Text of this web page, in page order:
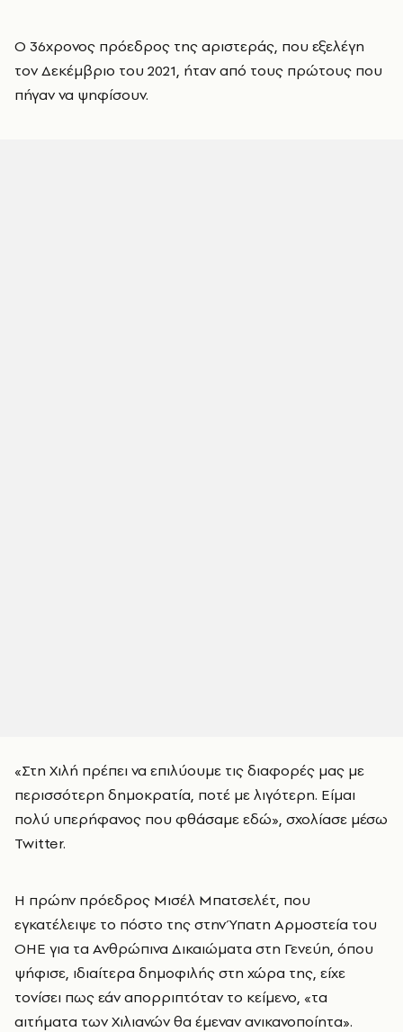
Ο 36χρονος πρόεδρος της αριστεράς, που εξελέγη
τον Δεκέμβριο του 2021, ήταν από τους πρώτους που
πήγαν να ψηφίσουν.
«Στη Χιλή πρέπει να επιλύουμε τις διαφορές μας με
περισσότερη δημοκρατία, ποτέ με λιγότερη. Είμαι
πολύ υπερήφανος που φθάσαμε εδώ», σχολίασε μέσω
Twitter.
Η πρώην πρόεδρος Μισέλ Μπατσελέτ, που
εγκατέλειψε το πόστο της στην Ύπατη Αρμοστεία του
ΟΗΕ για τα Ανθρώπινα Δικαιώματα στη Γενεύη, όπου
ψήφισε, ιδιαίτερα δημοφιλής στη χώρα της, είχε
τονίσει πως εάν απορριπτόταν το κείμενο, «τα
αιτήματα των Χιλιανών θα έμεναν ανικανοποίητα».